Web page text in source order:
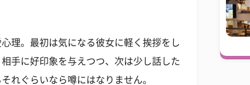
理。最初は気になる彼女に軽く挨拶をし
手に好印象を与えつつ、次は少し話した
れぐらいなら噂にはなりません。